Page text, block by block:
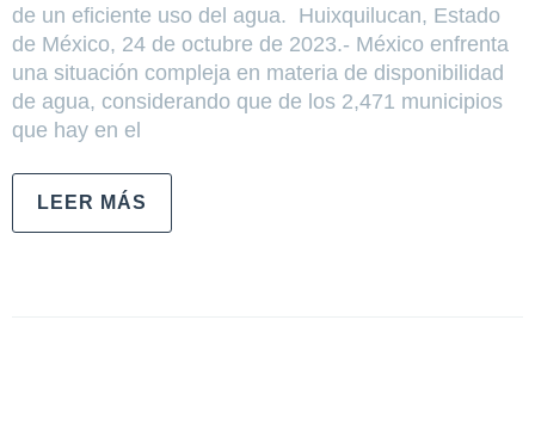
de un eficiente uso del agua. Huixquilucan, Estado
de México, 24 de octubre de 2023.- México enfrenta
una situación compleja en materia de disponibilidad
de agua, considerando que de los 2,471 municipios
que hay en el
LEER MÁS